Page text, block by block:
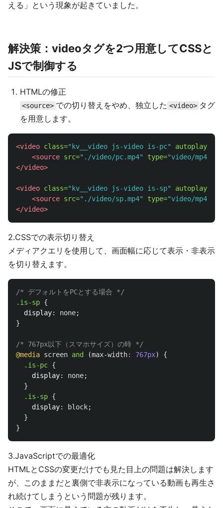
える」という現象が起きていました。
解決策：videoタグを2つ用意してCSSと
JSで制御する
HTMLの修正
<source> での切り替えをやめ、独立した <video> タグ
を用意します。
<video class="kv__video js-video is-pc" autoplay
<source src="./video/pc.mp4" type="video/mp4"
</video>
<video class="kv__video js-video is-sp" autoplay
<source src="./video/sp.mp4" type="video/mp4"
</video>
2.CSSでの表示切り替え
メディアクエリを使用して、画面幅に応じて表示・非表示
を切り替えます。
/* デフォルトをPCとする場合 */
.is-sp {
display: none;
}
/* 767px以下（スマホサイズ）の時 */
@media screen and (max-width: 767px)
{
.is-pc {
display: none;
}
.is-sp {
display: block;
}
}
3.JavaScriptでの最適化
HTMLとCSSの変更だけでも見た目上の問題は解決します
が、このままだと裏側で非表示になっている動画も再生さ
れ続けてしまうという問題が残ります。